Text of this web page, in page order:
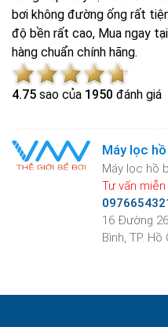
bơi không đường ống rất
độ bền rất cao, Mua ngay
hàng chuẩn chính hãng.
4.75 sao của 1950 đánh giá
Máy lọc
Máy lọc hồ
Tư vấn
16 Đường
Bình, TP. Hồ